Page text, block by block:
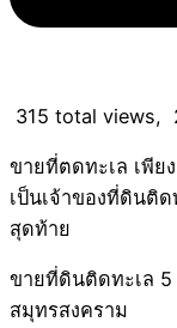
315 total views,
ขายที่ตดทะเล เพีย
เป็นเจ้าของที่ดินติ
สุดท้าย
ขายที่ดินติดทะเล 5
สมุทรสงคราม